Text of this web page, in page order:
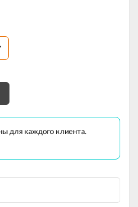
для каждого клиента.